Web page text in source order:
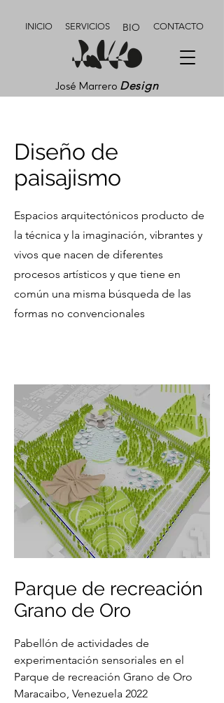
SERVICIOS
INICIO CONTACTO
BIO
José Marrero Design
Diseño de
paisajismo
Espacios arquitectónicos producto de
la técnica y la imaginación, vibrantes y
vivos que nacen de diferentes
procesos artísticos y que tiene en
común una misma búsqueda de las
formas no convencionales
Parque de recreación
Grano de Oro
Pabellón de actividades de
experimentación sensoriales en el
Parque de recreación Grano de Oro
Maracaibo, Venezuela 2022